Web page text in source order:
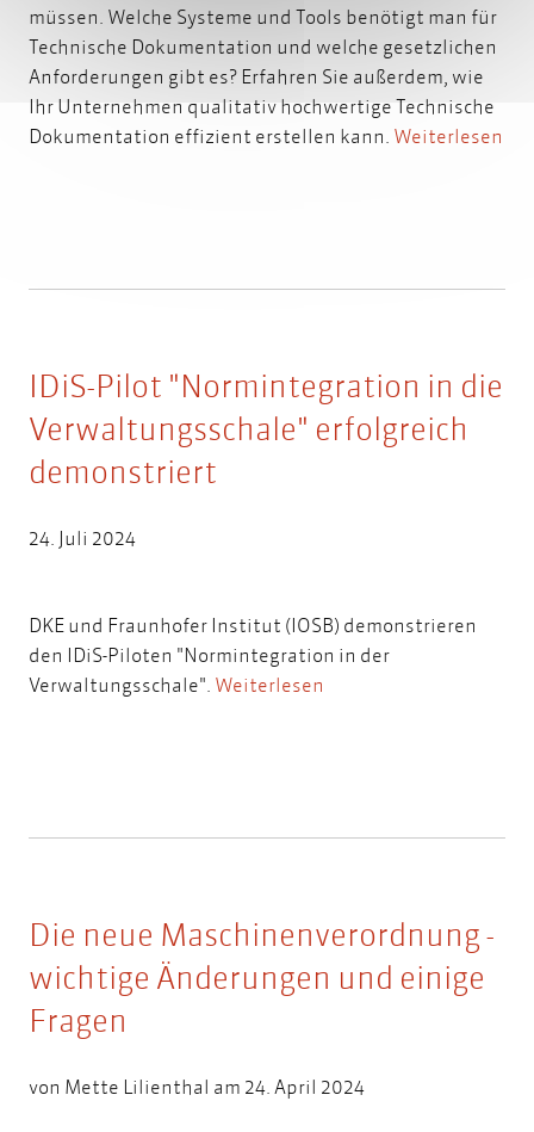
müssen. Welche Systeme und Tools benötigt man für
Technische Dokumentation und welche gesetzlichen
Anforderungen gibt es? Erfahren Sie außerdem, wie
Ihr Unternehmen qualitativ hochwertige Technische
Dokumentation effizient erstellen kann. Weiterlesen
IDiS-Pilot "Normintegration in die
Verwaltungsschale" erfolgreich
demonstriert
24. Juli 2024
DKE und Fraunhofer Institut (IOSB) demonstrieren
den IDiS-Piloten "Normintegration in der
Verwaltungsschale". Weiterlesen
Die neue Maschinenverordnung -
wichtige Änderungen und einige
Fragen
von Mette Lilienthal am 24. April 2024